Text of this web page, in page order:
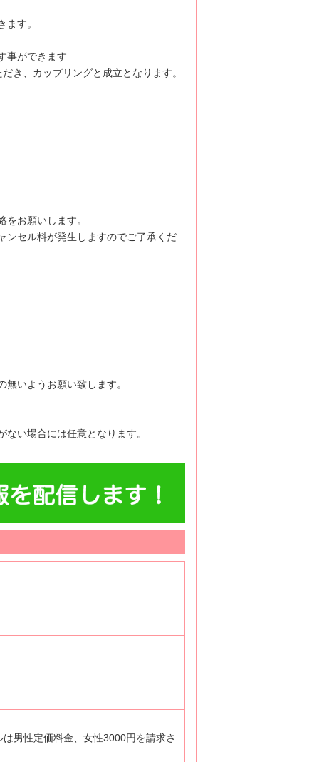
す。
事ができます
き、カップリングと成立となります。
お願いします。
ンセル料が発生しますのでご了承くだ
いようお願い致します。
い場合には任意となります。
男性定価料金、女性3000円を請求さ